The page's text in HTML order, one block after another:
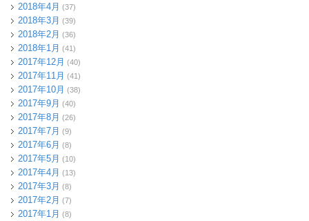
2018年4月 (37)
2018年3月 (39)
2018年2月 (36)
2018年1月 (41)
2017年12月 (40)
2017年11月 (41)
2017年10月 (38)
2017年9月 (40)
2017年8月 (26)
2017年7月 (9)
2017年6月 (8)
2017年5月 (10)
2017年4月 (13)
2017年3月 (8)
2017年2月 (7)
2017年1月 (8)